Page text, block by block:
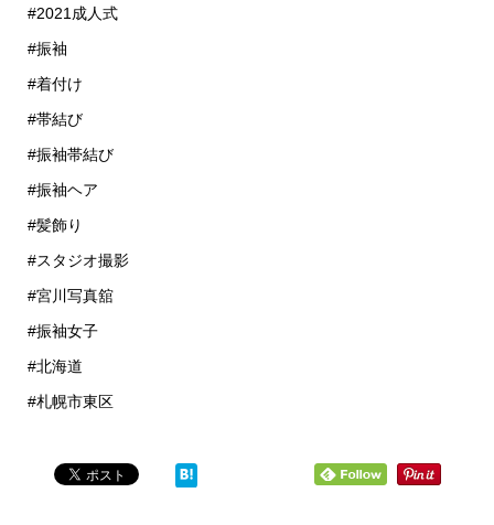
#2021成人式
#振袖
#着付け
#帯結び
#振袖帯結び
#振袖ヘア
#髪飾り
#スタジオ撮影
#宮川写真舘
#振袖女子
#北海道
#札幌市東区